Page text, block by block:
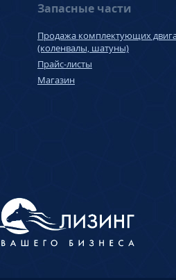
Запасные части
Продажа комплектующих
(коленвалы, шатуны)
Прайс-листы
Магазин